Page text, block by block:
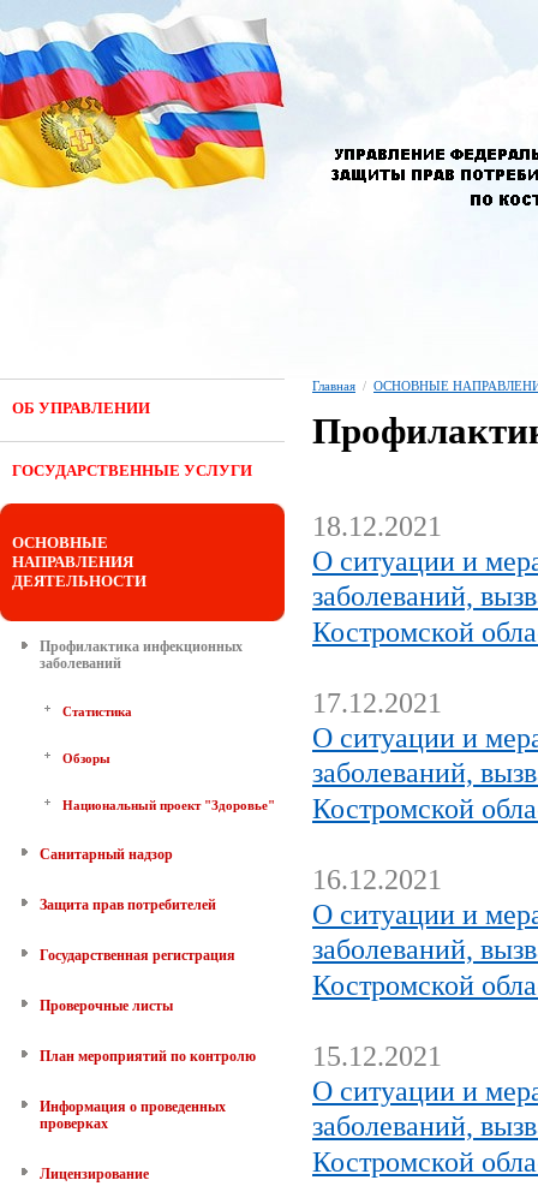
ОБ УПРАВЛЕНИИ
ГОСУДАРСТВЕННЫЕ УСЛУГИ
ОСНОВНЫЕ
НАПРАВЛЕНИЯ
ДЕЯТЕЛЬНОСТИ
Профилактика инфекционных
заболеваний
Статистика
Обзоры
Национальный проект "Здоровье"
Санитарный надзор
Защита прав потребителей
Государственная регистрация
Проверочные листы
План мероприятий по контролю
Информация о проведенных
проверках
Лицензирование
Главная / ОСНОВНЫЕ
18.12.2021
О ситуации и
заболеваний,
Костромской
17.12.2021
О ситуации и
заболеваний,
Костромской
16.12.2021
О ситуации и
заболеваний,
Костромской
15.12.2021
О ситуации и
заболеваний,
Костромской